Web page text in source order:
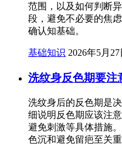
范围，以及如何判断
段，避免不必要的焦
确认知基础。
基础知识 2026年5月27
洗纹身反色期要注
洗纹身后的反色期是
细说明反色期应该注
避免刺激等具体措施
色沉和避免留疤至关